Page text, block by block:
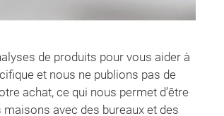
de produits pour vous aider à
et nous ne publions pas de
achat, ce qui nous permet d’être
avec des bureaux et des